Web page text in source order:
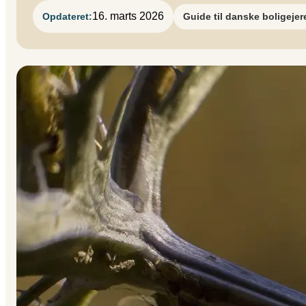
Opdateret:16. marts 2026 Guide til danske